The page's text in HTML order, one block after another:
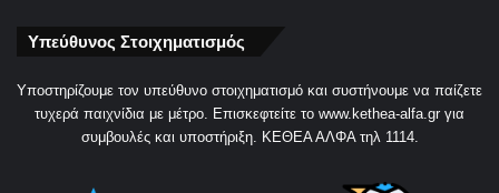
Υπεύθυνος Στοιχηματισμός
Yποστηρίζουμε τον υπεύθυνο στοιχηματισμό και συστήνουμε να παίζετε
τυχερά παιχνίδια με μέτρο. Eπισκεφτείτε το www.kethea-alfa.gr για
συμβουλές και υποστήριξη. ΚΕΘΕΑ ΑΛΦΑ τηλ 1114.